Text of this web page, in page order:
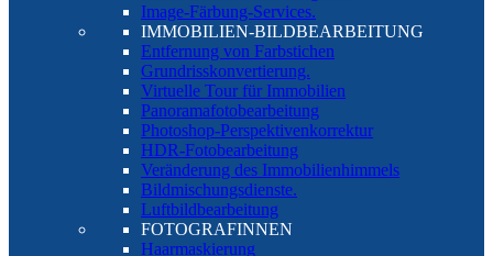
Image-Färbung-Services.
IMMOBILIEN-BILDBEARBEITUNG
Entfernung von Farbstichen
Grundrisskonvertierung.
Virtuelle Tour für Immobilien
Panoramafotobearbeitung
Photoshop-Perspektivenkorrektur
HDR-Fotobearbeitung
Veränderung des Immobilienhimmels
Bildmischungsdienste.
Luftbildbearbeitung
FOTOGRAFINNEN
Haarmaskierung